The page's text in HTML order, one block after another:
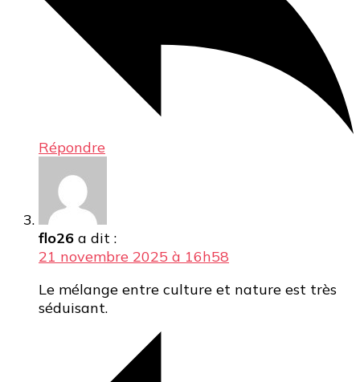
Répondre
flo26 a dit :
21 novembre 2025 à 16h58
Le mélange entre culture et nature est très
séduisant.